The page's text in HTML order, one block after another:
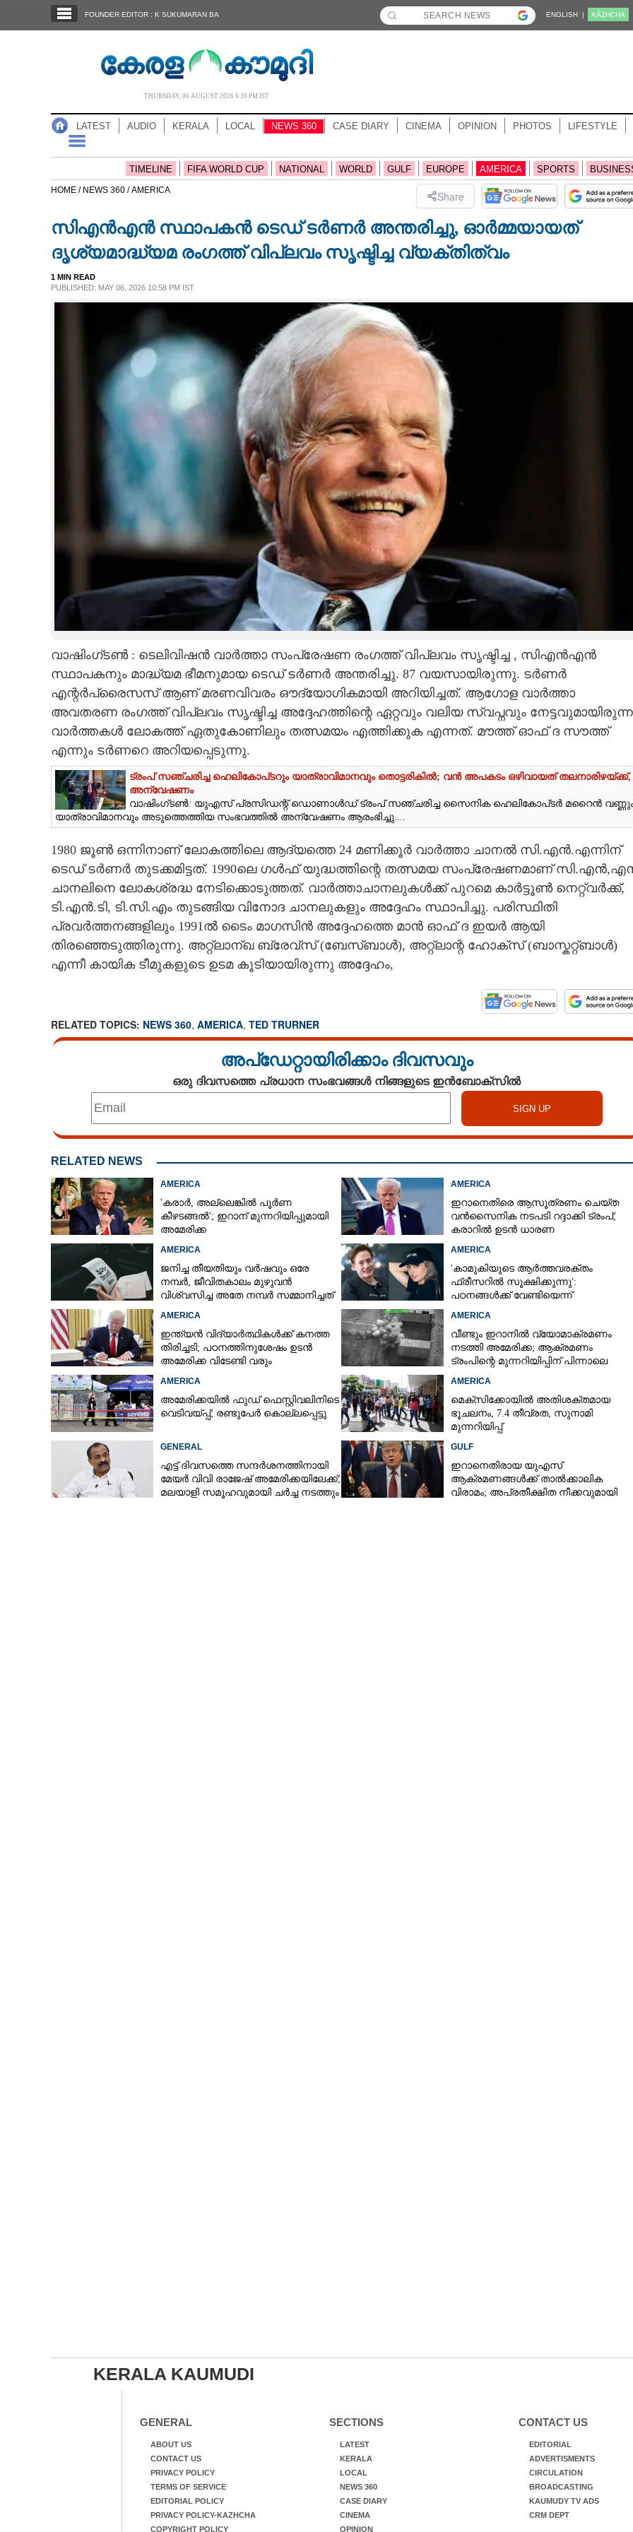
NOTIFIED NEWS
NEWS 360
CASE DIARY
CARTOONS
LITERATURE
CONTACT US
FOUNDER EDITOR : K SUKUMARAN BA ENGLISH | KĀZHCHA
THURSDAY, 06 AUGUST 2026 6.30 PM IST
LATEST AUDIO KERALA LOCAL NEWS 360 CASE DIARY CINEMA OPINION PHOTOS LIFESTYLE
TIMELINE FIFA WORLD CUP NATIONAL WORLD GULF EUROPE AMERICA SPORTS
HOME / NEWS 360 /AMERICA Share
സിഎൻഎൻ സ്ഥാപകൻ ടെഡ് ടർണർ അന്തരിച്ചു,​ ഓർമ്മയായത്
ദൃശ്യമാദ്ധ്യമ രംഗത്ത് വിപ്ലവം സൃഷ്ടിച്ച വ്യക്തിത്വം
1 MIN READ
PUBLISHED: MAY 06, 2026 10:58 PM IST
വാഷിംഗ്ടൺ : ടെലിവിഷൻ വാർത്താ സംപ്രേഷണ രംഗത്ത് വിപ്ലവം സൃഷ്ടിച്ച ,​ സിഎൻഎൻ
സ്ഥാപകനും മാദ്ധ്യമ ഭീമനുമായ ടെഡ് ടർണർ അന്തരിച്ചു. 87 വയസായിരുന്നു. ടർണർ
എന്റർപ്രൈസസ് ആണ് മരണവിവരം ഔദ്യോഗികമായി അറിയിച്ചത്. ആഗോള വാർത്താ
അവതരണ രംഗത്ത് വിപ്ലവം സൃഷ്ടിച്ച അദ്ദേഹത്തിന്റെ ഏറ്റവും വലിയ സ്വപ്നവും
വാർത്തകൾ ലോകത്ത് ഏതുകോണിലും തത്സമയം എത്തിക്കുക എന്നത്. മൗത്ത് ഓഫ് ദ സൗത്ത്
എന്നും ടർണറെ അറിയപ്പെടുന്നു.
ട്രംപ് സഞ്ചരിച്ച ഹെലികോപ്‌ടറും യാത്രാവിമാനവും തൊട്ടരികിൽ; വൻ അപകടം ഒഴിവായത് തലനാരിഴയ്‌ക്ക്,
അന്വേഷണം
വാഷിംഗ്‌ടൺ: യുഎസ് പ്രസിഡന്റ് ഡൊണാൾഡ് ട്രംപ് സഞ്ചരിച്ച സൈനിക ഹെലികോപ്‌ടർ മറൈൻ
യാത്രാവിമാനവും അടുത്തെത്തിയ സംഭവത്തിൽ അന്വേഷണം ആരംഭിച്ചു....
1980 ജൂൺ ഒന്നിനാണ് ലോകത്തിലെ ആദ്യത്തെ 24 മണിക്കൂർ വാർത്താ ചാനൽ സി.എൻ.എന്നിന്
ടെഡ് ടർണർ തുടക്കമിട്ടത്. 1990ലെ ഗൾഫ് യുദ്ധത്തിന്റെ തത്സമയ സംപ്രേഷണമാണ്
ചാനലിനെ ലോകശ്രദ്ധ നേടിക്കൊടുത്തത്. വാർത്താചാനലുകൾക്ക് പുറമെ കാർട്ടൂൺ നെറ്റ്വർക്ക്,​
ടി.എൻ.ടി,​ ടി.സി.എം തുടങ്ങിയ വിനോദ ചാനലുകളും അദ്ദേഹം സ്ഥാപിച്ചു. പരിസ്ഥിതി
പ്രവർത്തനങ്ങളിലും 1991ൽ ടൈം മാഗസിൻ അദ്ദേഹത്തെ മാൻ ഓഫ് ദ ഇയർ ആയി
തിരഞ്ഞെടുത്തിരുന്നു. അറ്റ്‌ലാന്ഖ ബ്രേവ്സ് (ബേസ്‌ബാൾ)​,​ അറ്റ്‌ലാന്റ ഹോക്സ് (ബാസ്കറ്റ്ബാൾ)​
എന്നീ കായിക ടീമുകളുടെ ഉടമ കൂടിയായിരുന്നു അദ്ദേഹം,​
RELATED TOPICS: NEWS 360, AMERICA, TED TRURNER
അപ്ഡേറ്റായിരിക്കാം ദിവസവും
ഒരു ദിവസത്തെ പ്രധാന സംഭവങ്ങൾ നിങ്ങളുടെ ഇൻബോക്സിൽ
RELATED NEWS
AMERICA
'കരാർ, അല്ലെങ്കിൽ പൂർണ
കീഴടങ്ങൽ'; ഇറാന് മുന്നറിയിപ്പുമായി
അമേരിക്ക
AMERICA
ഇറാനെതിരെ ആസൂത്രണം ചെയ്‌ത
വൻസൈനിക നടപടി റദ്ദാക്കി ട്രംപ്;
കരാറിൽ ഉടൻ ധാരണ
AMERICA
ജനിച്ച തീയതിയും വർഷവും ഒരേ
നമ്പർ, ജീവിതകാലം മുഴുവൻ
വിശ്വസിച്ച അതേ നമ്പർ സമ്മാനിച്ചത്
AMERICA
'കാമുകിയുടെ ആർത്തവരക്തം
ഫ്രീസറിൽ സൂക്ഷിക്കുന്നു':
പഠനങ്ങൾക്ക് വേണ്ടിയെന്ന്
AMERICA
ഇന്ത്യൻ വിദ്യാർത്ഥികൾക്ക് കനത്ത
തിരിച്ചടി; പഠനത്തിനുശേഷം ഉടൻ
അമേരിക്ക വിടേണ്ടി വരും
AMERICA
വീണ്ടും ഇറാനിൽ വ്യോമാക്രമണം
നടത്തി അമേരിക്ക; ആക്രമണം
ട്രംപിന്റെ മുന്നറിയിപ്പിന് പിന്നാലെ
AMERICA
അമേരിക്കയിൽ ഫുഡ് ഫെസ്റ്റിവലിനിടെ
വെടിവയ്‌പ്പ്; രണ്ടുപേർ കൊല്ലപ്പെട്ടു
AMERICA
മെക്സിക്കോയിൽ അതിശക്തമായ
ഭൂചലനം,​ 7.4 തീവ്രത,​ സുനാമി
മുന്നറിയിപ്പ്
GENERAL
എട്ട് ദിവസത്തെ സന്ദർശനത്തിനായി
മേയർ വിവി രാജേഷ് അമേരിക്കയിലേക്ക്;
മലയാളി സമൂഹവുമായി ചർച്ച നടത്തും
GULF
ഇറാനെതിരായ യുഎസ്
ആക്രമണങ്ങൾക്ക് താൽക്കാലിക
വിരാമം; അപ്രതീക്ഷിത നീക്കവുമായി
KERALA KAUMUDI
GENERAL
ABOUT US
CONTACT US
PRIVACY POLICY
TERMS OF SERVICE
EDITORIAL POLICY
PRIVACY POLICY-KAZHCHA
COPYRIGHT POLICY
SECTIONS
LATEST
KERALA
LOCAL
NEWS 360
CASE DIARY
CINEMA
OPINION
CONTACT US
EDITORIAL
ADVERTISMENTS
CIRCULATION
BROADCASTING
KAUMUDY TV ADS
CRM DEPT
Share this link
Copy Link